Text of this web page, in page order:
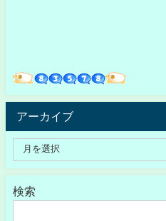
アーカイブ
検索